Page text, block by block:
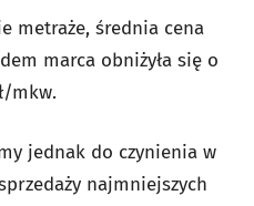
metraże, średnia cena
marca obniżyła się o
mkw.
jednak do czynienia w
najmniejszych